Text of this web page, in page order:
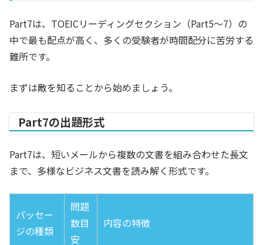
Part7は、TOEICリーディングセクション（Part5〜7）の
中で最も配点が高く、多くの受験者が時間配分に苦労する
難所です。
まずは敵を知ることから始めましょう。
Part7の出題形式
Part7は、短いメールから複数の文書を組み合わせた長文
まで、多様なビジネス文書を読み解く形式です。
パッセー
ジの種類
問題
数目
安
内容の特徴